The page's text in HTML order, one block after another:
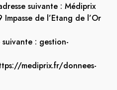
suivante : Médiprix
de l’Etang de l’Or
: gestion-
mediprix.fr/donnees-